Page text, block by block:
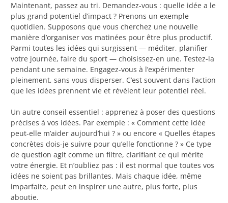
Maintenant, passez au tri. Demandez-vous : quelle idée a le
plus grand potentiel d’impact ? Prenons un exemple
quotidien. Supposons que vous cherchez une nouvelle
manière d’organiser vos matinées pour être plus productif.
Parmi toutes les idées qui surgissent — méditer, planifier
votre journée, faire du sport — choisissez-en une. Testez-la
pendant une semaine. Engagez-vous à l’expérimenter
pleinement, sans vous disperser. C’est souvent dans l’action
que les idées prennent vie et révèlent leur potentiel réel.
Un autre conseil essentiel : apprenez à poser des questions
précises à vos idées. Par exemple : « Comment cette idée
peut-elle m’aider aujourd’hui ? » ou encore « Quelles étapes
concrètes dois-je suivre pour qu’elle fonctionne ? » Ce type
de question agit comme un filtre, clarifiant ce qui mérite
votre énergie. Et n’oubliez pas : il est normal que toutes vos
idées ne soient pas brillantes. Mais chaque idée, même
imparfaite, peut en inspirer une autre, plus forte, plus
aboutie.